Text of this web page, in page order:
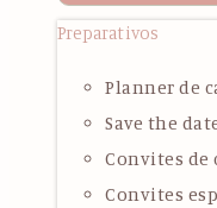
Preparativos
Planner de
Save the
Convites de
Convites